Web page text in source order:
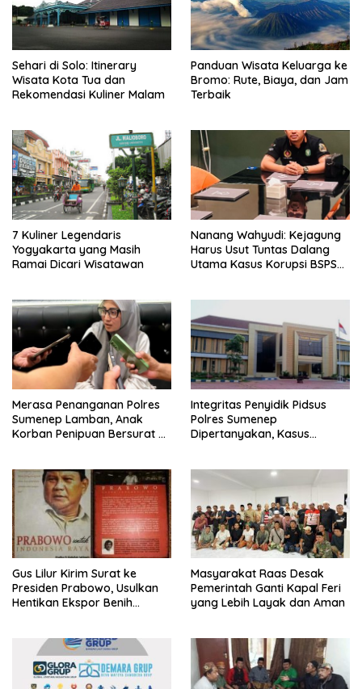
Sehari di Solo: Itinerary
Wisata Kota Tua dan
Rekomendasi Kuliner Malam
Panduan Wisata Keluarga ke
Bromo: Rute, Biaya, dan Jam
Terbaik
7 Kuliner Legendaris
Yogyakarta yang Masih
Ramai Dicari Wisatawan
Nanang Wahyudi: Kejagung
Harus Usut Tuntas Dalang
Utama Kasus Korupsi BSPS
Merasa Penanganan Polres
Sumenep Lamban, Anak
Korban Penipuan Bersurat ke
Integritas Penyidik Pidsus
Polres Sumenep
Dipertanyakan, Kasus
Kepastian
Gus Lilur Kirim Surat ke
Presiden Prabowo, Usulkan
Hentikan Ekspor Benih
Masyarakat Raas Desak
Pemerintah Ganti Kapal Feri
yang Lebih Layak dan Aman